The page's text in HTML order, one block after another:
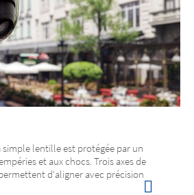
simple lentille est protégée par un
et aux chocs. Trois axes de
d'aligner avec précision